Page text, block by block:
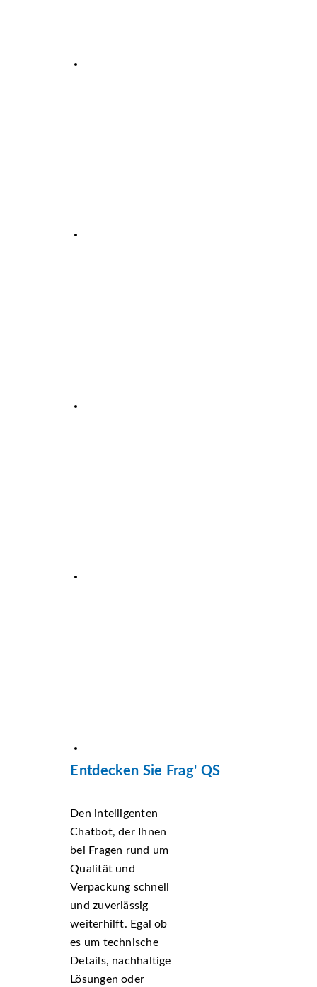
Entdecken Sie Frag' QS
Den intelligenten
Chatbot, der Ihnen
bei Fragen rund um
Qualität und
Verpackung schnell
und zuverlässig
weiterhilft. Egal ob
es um technische
Details, nachhaltige
Lösungen oder